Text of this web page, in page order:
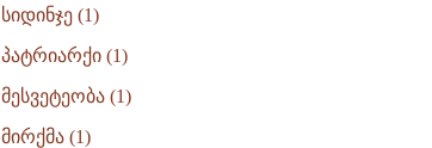
სიდინჯე (1)
პატრიარქი (1)
მესვეტეობა (1)
მირქმა (1)